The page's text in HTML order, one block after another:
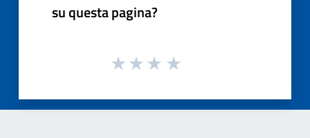
su questa pagina?